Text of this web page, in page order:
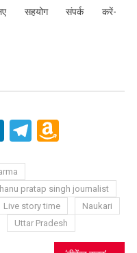
सहयोग संपर्क करें-
LinkedIn
Telegram
Amazon
List
pratap singh journalist
Live story time
Naukari
Uttar Pradesh